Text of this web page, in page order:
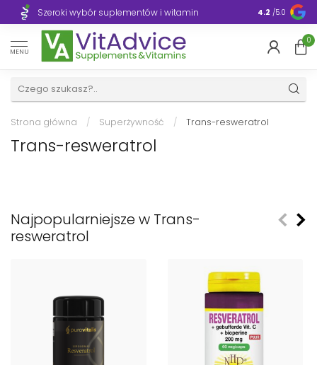
suplementów i witamin Błyskawiczna dostawa, 1–3
4.2 /5.0
MENU
0
Strona główna / Superżywność / Trans-resweratrol
Trans-resweratrol
Najpopularniejsze w Trans-
resweratrol